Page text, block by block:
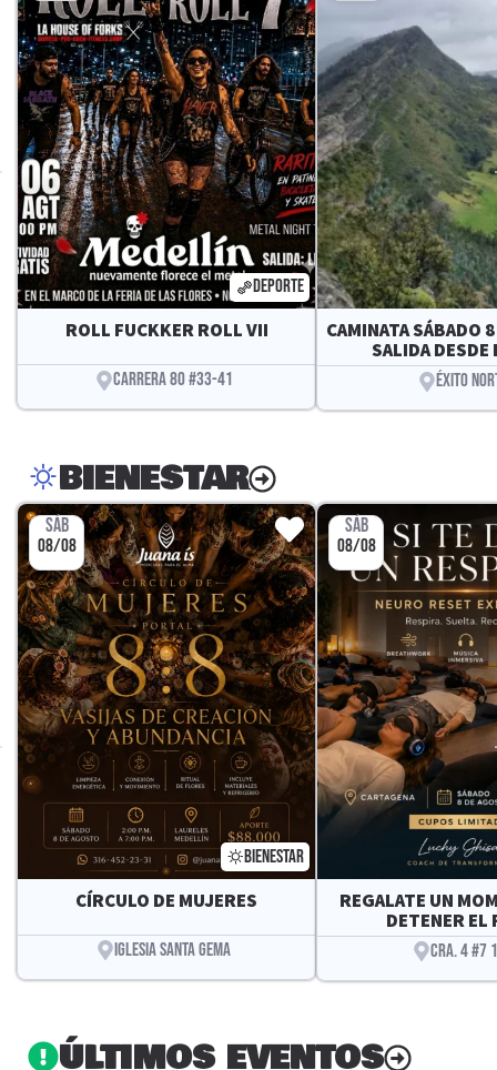
ROLL FUCKKER ROLL VII
CARRERA 80 #33-41
DEPORTE
CAMINATA SÁBADO
SALIDA
ÉXITO
BIENESTAR
CÍRCULO DE MUJERES
IGLESIA SANTA GEMA
SÁB
08/08
BIENESTAR
REGALATE UN
DETENER EL
CRA. 4 #7
SÁB
08/08
ÚLTIMOS EVENTOS